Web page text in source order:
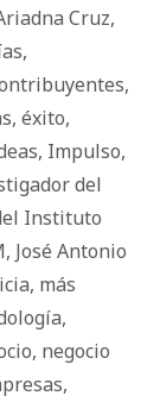
Cruz,
,
,
, éxito,
, Impulso,
del
Instituto
, José Antonio
, más
,
, negocio
,